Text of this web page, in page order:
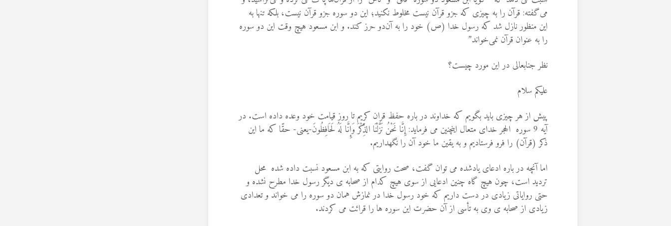
می‌‏گفته: قرآن را به چیزى که جزو قرآن نیست مخلوط نکنید؛ این دو سوره جزو قرآن نیست، بلکه تنها به
این منظور نازل شد که رسول خدا (ص) خود را به آن‌دو حرز کند. و ابن مسعود هیچ وقت این دو سوره
را به عنوان قرآن نمی‌‏خواند”
نظر جنابعالی در این مورد چیست؟
علیکم سلام
پیش از هر چیزی باید بگویم که خداوند در باره حفظ قران کریم تا روز قیامت خود وعده داده است. در
آیه 9 سوره الحجر خدای متعال اینچنین می فرماید: إِنَّا نَحْنُ نَزَّلْنَا الذِّکْرَ وَإِنَّا لَهُ لَحَافِظُونَ-یعنی- حقّا که ما این
ذکر (قرآن) را فرو فرستادیم و به یقین ما خود آن را نگهداریم.
اما آنچه در باره ادعای یادشده می توان گفت، صحت روایتی که به ابن مسعود نسبت داده شده محل
تردید است، چون هیچ گاه چنین ادعایی از سوی هیچ کدام از صحابه ی دیگر رسول خدا مطرح نشده و
حتی روایاتی زیادی در دست داریم که خود رسول خدا در نمازش همان دو سوره را می خواند و تعدادی
زیادی از صحابه ی وی به تأسی از آن حضرت این سوره ها را قرائت می کردند.